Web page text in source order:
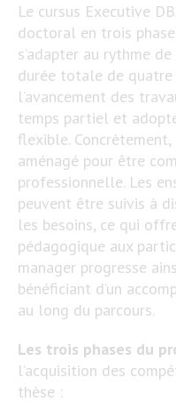
Le cursus Executive
doctoral en trois
s’adapter au rythme
durée totale de
l’avancement des
temps partiel et
flexible.
aménagé pour être
professionnelle. Les
peuvent être suivis à
les besoins, ce qui
pédagogique aux
manager progresse
bénéficiant d’un
au long du parcours.
Les trois phases du
l’acquisition des
thèse :